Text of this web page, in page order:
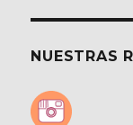
NUESTRAS